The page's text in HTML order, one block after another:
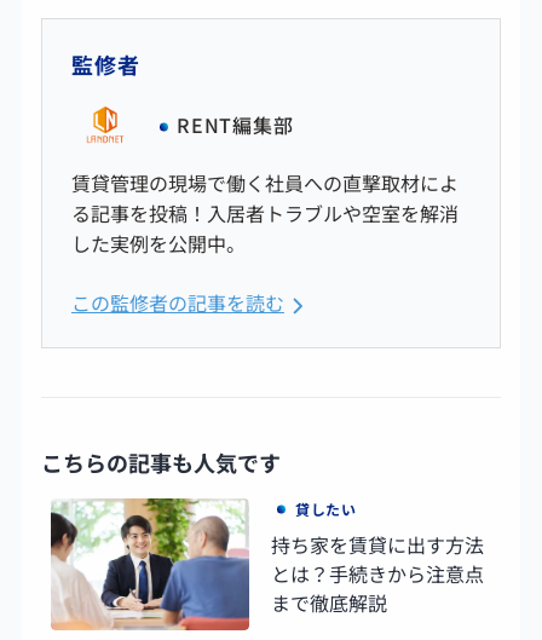
監修者
RENT編集部
賃貸管理の現場で働く社員への直撃取材によ
る記事を投稿！入居者トラブルや空室を解消
した実例を公開中。
この監修者の記事を読む
こちらの記事も人気です
持ち家を賃貸に出す方法
とは？手続きから注意点
まで徹底解説
貸したい